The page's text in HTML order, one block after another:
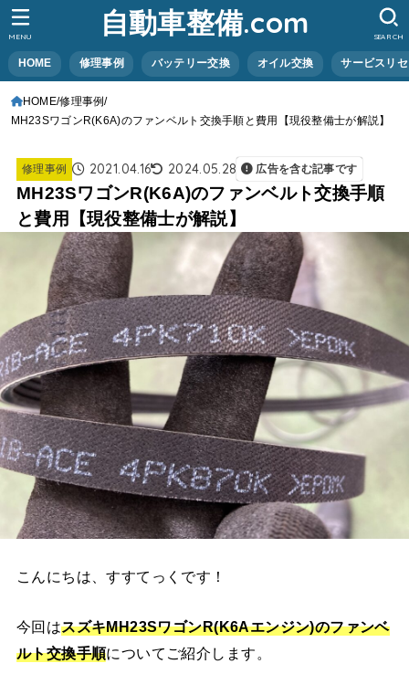
自動車整備.com
HOME 修理事例 バッテリー交換 オイル交換 サービスリ
SEARCH
MENU
HOME 修理事例
MH23SワゴンR(K6A)のファンベルト交換手順と費用【現役整備士が解説】
修理事例 2021.04.16 2024.05.28 広告を含む記事です
MH23SワゴンR(K6A)のファンベルト交換手順
と費用【現役整備士が解説】
こんにちは、すすてっくです！
今回はスズキMH23SワゴンR(K6Aエンジン)のファンベ
ルト交換手順についてご紹介します。